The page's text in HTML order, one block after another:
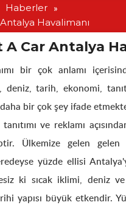
Haberler »
Havalimanı
A Car Antalya
bir çok anlamı
deniz, tarih, ekonomi,
bir çok şey ifade
ve reklamı
Ülkemize gelen gelen
yüzde ellisi
ki sıcak iklimi, deniz
yapısı büyük etkendir.